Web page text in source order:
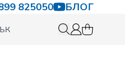
825050 БЛОГ
0 items in